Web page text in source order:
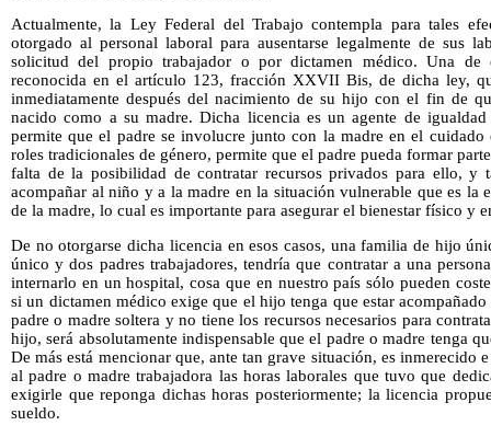
Actualmente, la Ley Federal del Trabajo contempla para tales
otorgado al personal laboral para ausentarse legalmente de sus
solicitud del propio trabajador o por dictamen médico. Una de
reconocida en el artículo 123, fracción XXVII Bis, de dicha ley,
inmediatamente después del nacimiento de su hijo con el fin de
nacido como a su madre. Dicha licencia es un agente de
permite que el padre se involucre junto con la madre en el
roles tradicionales de género, permite que el padre pueda formar
falta de la posibilidad de contratar recursos privados para ello, y
acompañar al niño y a la madre en la situación vulnerable que es la
de la madre, lo cual es importante para asegurar el bienestar físico y
De no otorgarse dicha licencia en esos casos, una familia de hijo
único y dos padres trabajadores, tendría que contratar a una
internarlo en un hospital, cosa que en nuestro país sólo pueden
si un dictamen médico exige que el hijo tenga que estar
padre o madre soltera y no tiene los recursos necesarios para
hijo, será absolutamente indispensable que el padre o madre tenga
De más está mencionar que, ante tan grave situación, es inmerecido
al padre o madre trabajadora las horas laborales que tuvo que
exigirle que reponga dichas horas posteriormente; la licencia
sueldo.